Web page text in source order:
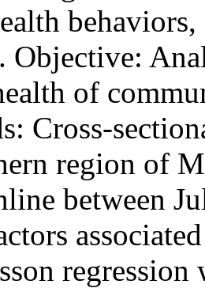
Objective:
of
Cross-
region of
between
regression